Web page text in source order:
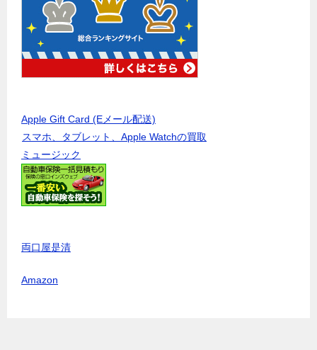
Apple Gift Card (Eメール配送)
スマホ、タブレット、Apple Watchの買取
ミュージック
両口屋是清
Amazon